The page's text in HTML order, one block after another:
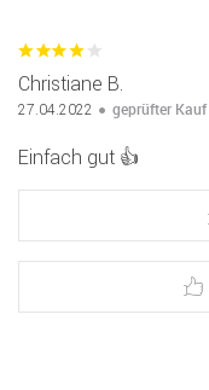
Christiane B.
27.04.2022 geprüfter Kauf
Einfach gut 👍